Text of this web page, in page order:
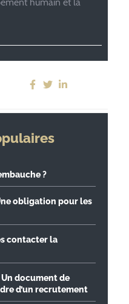
?
obligation pour les
contacter la
Un document de
d’un recrutement